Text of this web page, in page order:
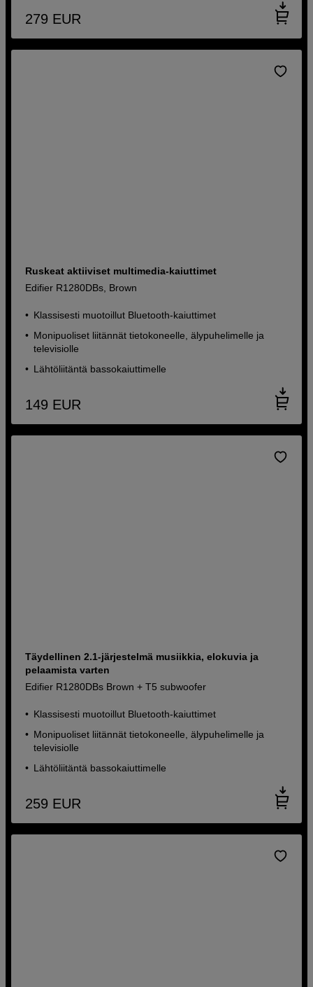
279 EUR
Ruskeat aktiiviset multimedia-kaiuttimet
Edifier R1280DBs, Brown
Klassisesti muotoillut Bluetooth-kaiuttimet
Monipuoliset liitännät tietokoneelle, älypuhelimelle ja
televisiolle
Lähtöliitäntä bassokaiuttimelle
149 EUR
Täydellinen 2.1-järjestelmä musiikkia, elokuvia ja
pelaamista varten
Edifier R1280DBs Brown + T5 subwoofer
Klassisesti muotoillut Bluetooth-kaiuttimet
Monipuoliset liitännät tietokoneelle, älypuhelimelle ja
televisiolle
Lähtöliitäntä bassokaiuttimelle
259 EUR